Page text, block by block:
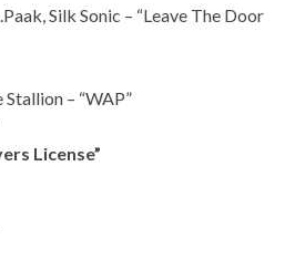
Silk Sonic – “Leave The Door
– “WAP”
License”